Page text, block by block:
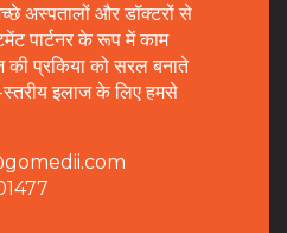
अस्पतालों और डॉक्टरों से
पार्टनर के रूप में काम
प्रकिया को सरल बनाते
इलाज के लिए हमसे